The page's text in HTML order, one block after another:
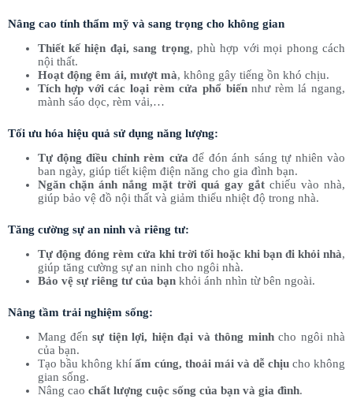
Nâng cao tính thẩm mỹ và sang trọng cho không gian
Thiết kế hiện đại, sang trọng, phù hợp với mọi phong cách
nội thất.
Hoạt động êm ái, mượt mà, không gây tiếng ồn khó chịu.
Tích hợp với các loại rèm cửa phổ biếnnhư rèm lá ngang,
mành sáo dọc, rèm vải,…
Tối ưu hóa hiệu quả sử dụng năng lượng:
Tự động điều chỉnh rèm cửađể đón ánh sáng tự nhiên vào
ban ngày, giúp tiết kiệm điện năng cho gia đình bạn.
Ngăn chặn ánh nắng mặt trời quá gay gắt chiếu vào nhà,
giúp bảo vệ đồ nội thất và giảm thiểu nhiệt độ trong nhà.
Tăng cường sự an ninh và riêng tư:
Tự động đóng rèm cửa khi trời tối hoặc khi bạn đi khỏi nhà,
giúp tăng cường sự an ninh cho ngôi nhà.
Bảo vệ sự riêng tư của bạnkhỏi ánh nhìn từ bên ngoài.
Nâng tầm trải nghiệm sống:
Mang đếnsự tiện lợi, hiện đại và thông minhcho ngôi nhà
của bạn.
Tạo bầu không khí ấm cúng, thoải mái và dễ chịucho không
gian sống.
Nâng cao chất lượng cuộc sống của bạn và gia đình.